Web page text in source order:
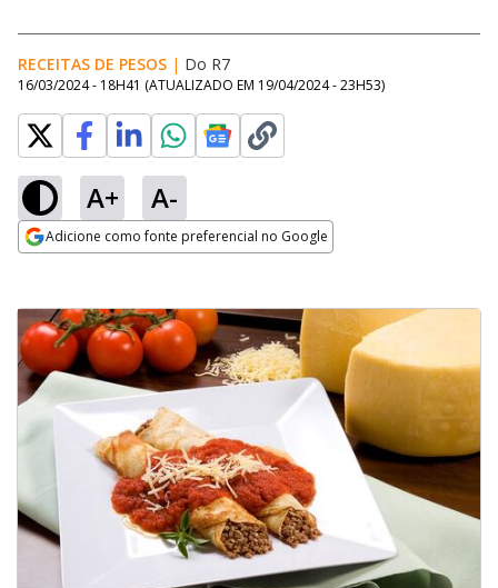
RECEITAS DE PESOS | Do R7
16/03/2024 - 18H41 (ATUALIZADO EM 19/04/2024 - 23H53)
A+ A-
Adicione como fonte preferencial no Google